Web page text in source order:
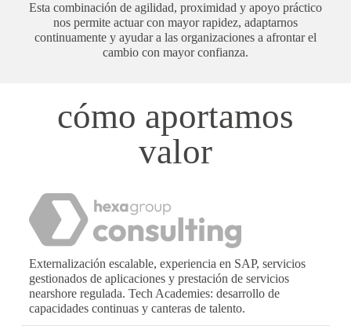
Esta combinación de agilidad, proximidad y apoyo práctico
nos permite actuar con mayor rapidez, adaptarnos
continuamente y ayudar a las organizaciones a afrontar el
cambio con mayor confianza.
cómo aportamos
valor
Externalización escalable, experiencia en SAP, servicios
gestionados de aplicaciones y prestación de servicios
nearshore regulada. Tech Academies: desarrollo de
capacidades continuas y canteras de talento.